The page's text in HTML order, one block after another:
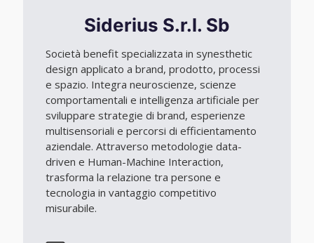
Siderius S.r.l. Sb
Società benefit specializzata in synesthetic
design applicato a brand, prodotto, processi
e spazio. Integra neuroscienze, scienze
comportamentali e intelligenza artificiale per
sviluppare strategie di brand, esperienze
multisensoriali e percorsi di efficientamento
aziendale. Attraverso metodologie data-
driven e Human-Machine Interaction,
trasforma la relazione tra persone e
tecnologia in vantaggio competitivo
misurabile.